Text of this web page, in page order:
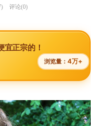
评论(0)
宜正宗的！
浏览量：4万+